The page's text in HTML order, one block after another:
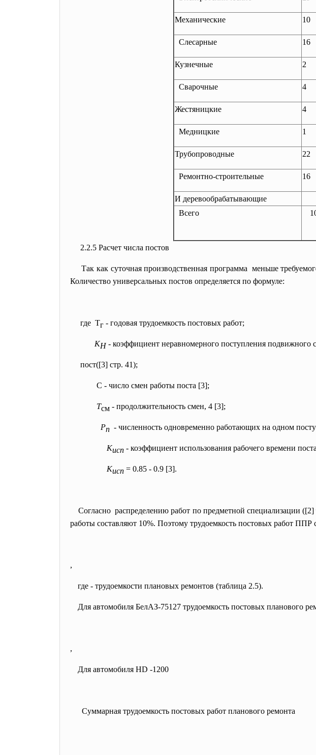
Механические 10
Слесарные 16
Кузнечные 2
Сварочные 4
Жестяницкие 4
Медницкие 1
Трубопроводные 22
Ремонтно-строительные 16
И деревообрабатывающие
Всего
2.2.5 Расчет числа постов
Так как суточная производственная программа меньше
Количество универсальных постов определяется по формуле:
где Тг - годовая трудоемкость постовых работ;
КН - коэффициент неравномерного поступления подвижного
пост([3] стр. 41);
С - число смен работы поста [3];
Тсм - продолжительность смен, 4 [3];
Рп - численность одновременно работающих на одном
Кисп - коэффициент использования рабочего времени
Кисп = 0.85 - 0.9 [3].
Согласно распределению работ по предметной специализации
работы составляют 10%. Поэтому трудоемкость постовых работ ППР
,
где - трудоемкости плановых ремонтов (таблица 2.5).
Для автомобиля БелАЗ-75127 трудоемкость постовых планового
,
Для автомобиля НD -1200
Суммарная трудоемкость постовых работ планового ремонта